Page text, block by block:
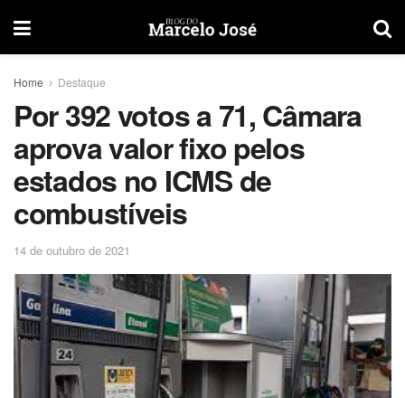
Home Destaque
Por 392 votos a 71, Câmara
aprova valor fixo pelos
estados no ICMS de
combustíveis
14 de outubro de 2021